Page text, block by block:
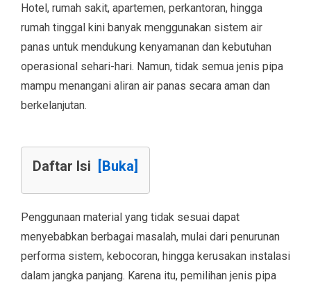
Hotel, rumah sakit, apartemen, perkantoran, hingga
rumah tinggal kini banyak menggunakan sistem air
panas untuk mendukung kenyamanan dan kebutuhan
operasional sehari-hari. Namun, tidak semua jenis pipa
mampu menangani aliran air panas secara aman dan
berkelanjutan.
Daftar Isi [Buka]
Penggunaan material yang tidak sesuai dapat
menyebabkan berbagai masalah, mulai dari penurunan
performa sistem, kebocoran, hingga kerusakan instalasi
dalam jangka panjang. Karena itu, pemilihan jenis pipa